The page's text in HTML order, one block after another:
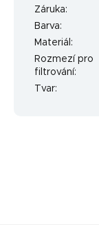
Záruka:
Barva:
Materiál :
Rozmezí pro
filtrování:
Tvar: